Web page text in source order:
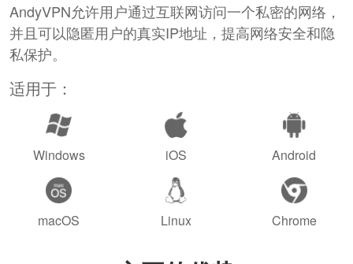
AndyVPN允许用户通过互联网访问一个私密的网络，
并且可以隐匿用户的真实IP地址，提高网络安全和隐
私保护。
适用于：
Windows iOS Android
macOS Linux Chrome